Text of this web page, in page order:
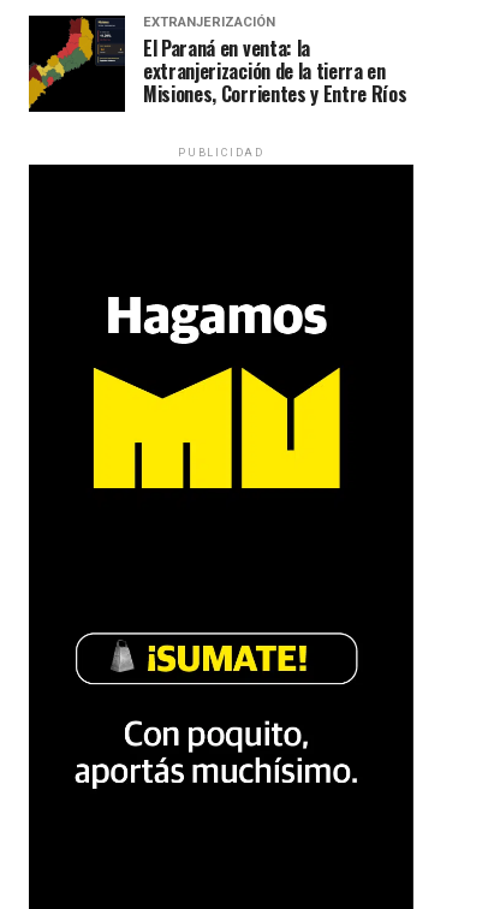
EXTRANJERIZACIÓN
El Paraná en venta: la
extranjerización de la tierra en
Misiones, Corrientes y Entre Ríos
PUBLICIDAD